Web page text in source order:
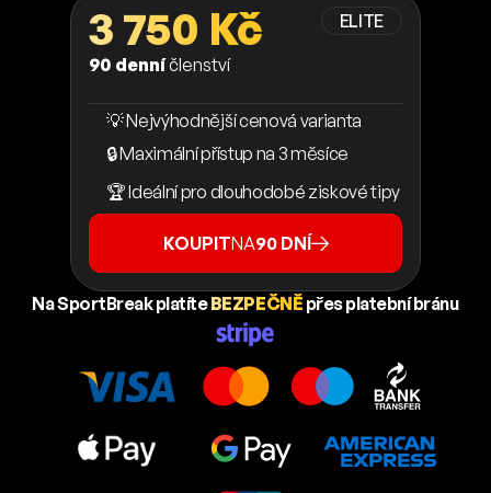
ELITE
3 750 Kč
90 denníčlenství
💡 Nejvýhodnější cenová varianta
🔒 Maximální přístup na 3 měsíce
🏆 Ideální pro dlouhodobé ziskové tipy
KOUPITNA90 DNÍ
Na SportBreak platíteBEZPEČNĚ přes platební bránu